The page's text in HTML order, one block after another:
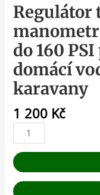
Regulátor
do 160
domácí
karavany
1 200 Kč